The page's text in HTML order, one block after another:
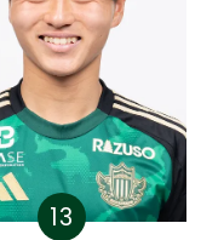
13